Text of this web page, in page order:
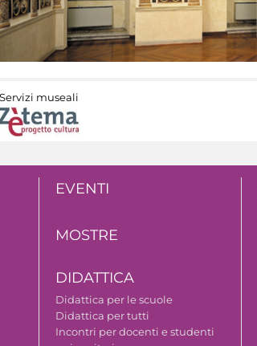
Servizi museali
EVENTI
MOSTRE
DIDATTICA
Didattica per le scuole
Didattica per tutti
Incontri per docenti e studenti